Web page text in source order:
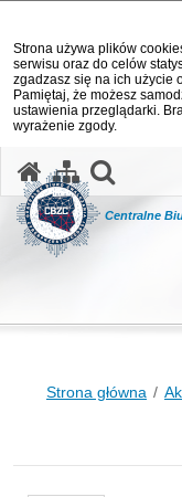
Strona używa plików
serwisu oraz do celów
zgadzasz się na ich użycie
Pamiętaj, że możesz
ustawienia przeglądarki.
wyrażenie zgody.
Centralne
Strona główna